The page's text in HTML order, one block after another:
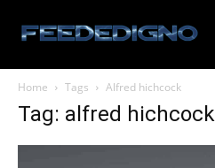
Home Tags Alfred hichcock
Tag: alfred hichcock